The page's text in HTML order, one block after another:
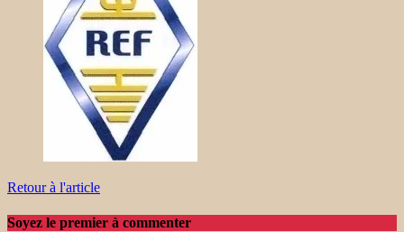
Retour à l'article
Soyez le premier à commenter